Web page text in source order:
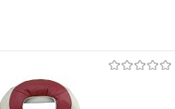
Подписаться